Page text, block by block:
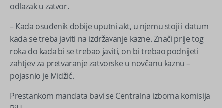
odlazak u zatvor.
– Kada osuđenik dobije uputni akt, u njemu stoji i datum
kada se treba javiti na izdržavanje kazne. Znači prije tog
roka do kada bi se trebao javiti, on bi trebao podnijeti
zahtjev za pretvaranje zatvorske u novčanu kaznu –
pojasnio je Midžić.
Prestankom mandata bavi se Centralna izborna komisija